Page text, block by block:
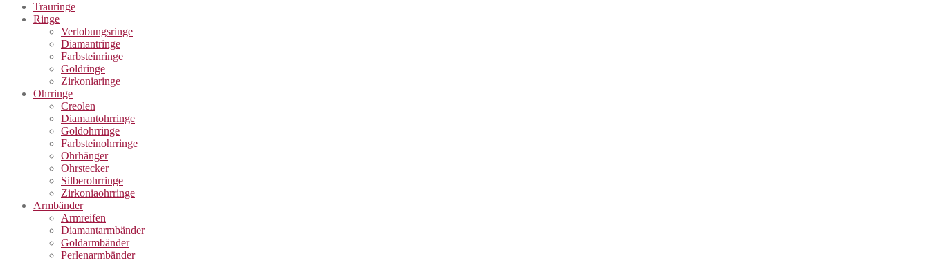
Trauringe
Ringe
Verlobungsringe
Diamantringe
Farbsteinringe
Goldringe
Zirkoniaringe
Ohrringe
Creolen
Diamantohrringe
Goldohrringe
Farbsteinohrringe
Ohrhänger
Ohrstecker
Silberohrringe
Zirkoniaohrringe
Armbänder
Armreifen
Diamantarmbänder
Goldarmbänder
Perlenarmbänder